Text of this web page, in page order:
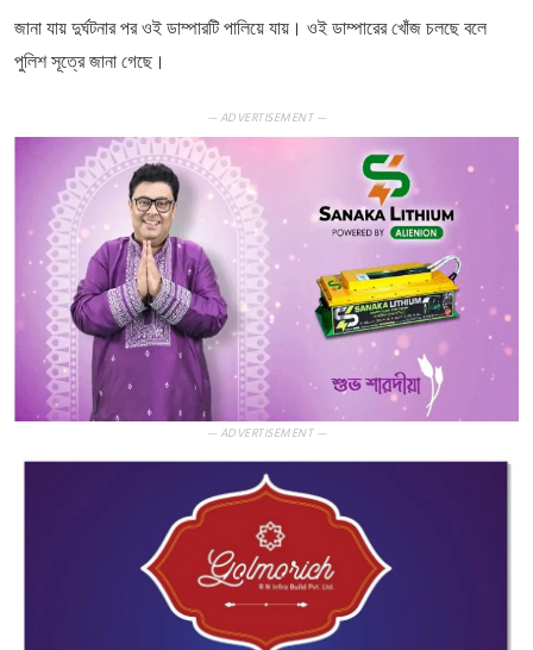
জানা যায় দুর্ঘটনার পর ওই ডাম্পারটি পালিয়ে যায়। ওই ডাম্পারের খোঁজ চলছে বলে
পুলিশ সূত্রে জানা গেছে।
— ADVERTISEMENT —
— ADVERTISEMENT —